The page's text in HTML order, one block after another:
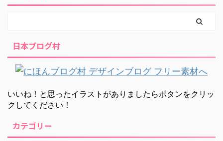
日本ブログ村
いいね！と思ったイラストがありましたらボタンをクリッ
クしてください！
カテゴリー